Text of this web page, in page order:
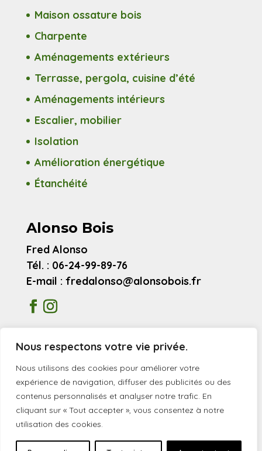
Nous respectons votre vie privée.
Nous utilisons des cookies pour améliorer votre
expérience de navigation, diffuser des publicités ou des
contenus personnalisés et analyser notre trafic. En
cliquant sur « Tout accepter », vous consentez à notre
utilisation des cookies.
Maison ossature bois
Charpente
Aménagements extérieurs
Terrasse, pergola, cuisine d’été
Aménagements intérieurs
Escalier, mobilier
Isolation
Amélioration énergétique
Étanchéité
Alonso Bois
Fred Alonso
Tél. : 06-24-99-89-76
E-mail : fredalonso@alonsobois.fr
Mentions légales
Avis clients
© 2026 Alonso Bois